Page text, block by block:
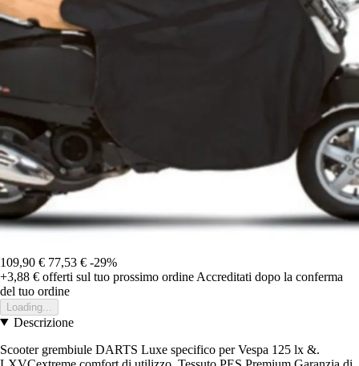
109,90 € 77,53 € -29%
+3,88 € offerti sul tuo prossimo ordine Accreditati dopo la conferma
del tuo ordine
Loading...
Descrizione
Scooter grembiule DARTS Luxe specifico per Vespa 125 lx &.